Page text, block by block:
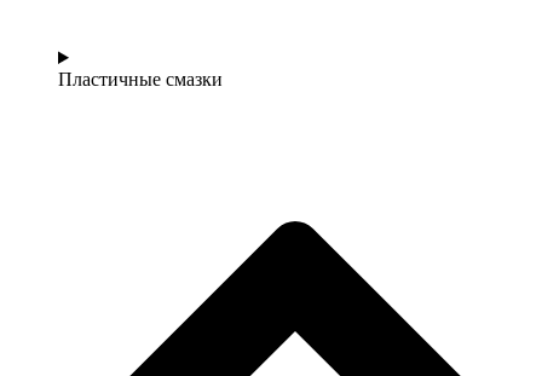
Пластичные смазки